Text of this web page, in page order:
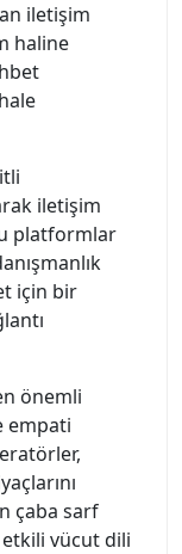
iletişim
haline
iletişim
platformlar
için bir
önemli
empati
çaba sarf
etkili vücut dili